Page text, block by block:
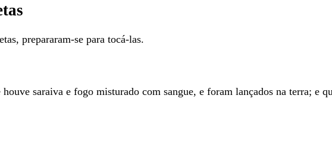
, prepararam-se para tocá-las.
houve saraiva e fogo misturado com sangue, e foram lançados na terra; e